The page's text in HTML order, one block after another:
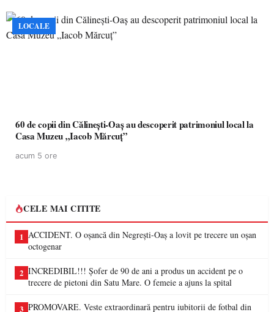
LOCALE
60 de copii din Călinești-Oaș au descoperit patrimoniul local la
Casa Muzeu „Iacob Mărcuț”
acum 5 ore
CELE MAI CITITE
1 ACCIDENT. O oșancă din Negrești-Oaș a lovit pe trecere un oșan
octogenar
2 INCREDIBIL!!! Șofer de 90 de ani a produs un accident pe o
trecere de pietoni din Satu Mare. O femeie a ajuns la spital
3 PROMOVARE. Veste extraordinară pentru iubitorii de fotbal din